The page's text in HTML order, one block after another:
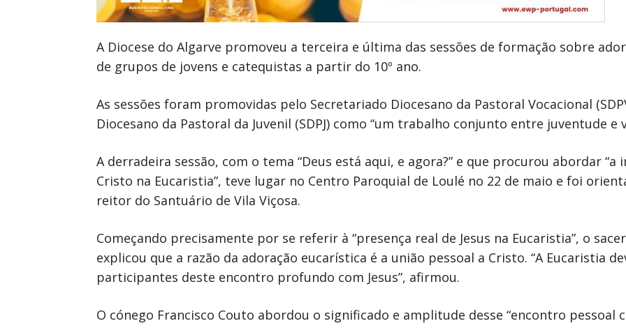
A Diocese do Algarve promoveu a terceira e última das sessões de formação sobre
de grupos de jovens e catequistas a partir do 10º ano.
As sessões foram promovidas pelo Secretariado Diocesano da Pastoral Vocacional
Diocesano da Pastoral da Juvenil (SDPJ) como “um trabalho conjunto entre juventude e
A derradeira sessão, com o tema “Deus está aqui, e agora?” e que procurou abordar
Cristo na Eucaristia”, teve lugar no Centro Paroquial de Loulé no 22 de maio e foi
reitor do Santuário de Vila Viçosa.
Começando precisamente por se referir à “presença real de Jesus na Eucaristia”, o
explicou que a razão da adoração eucarística é a união pessoal a Cristo. “A Eucaristia
participantes deste encontro profundo com Jesus”, afirmou.
O cónego Francisco Couto abordou o significado e amplitude desse “encontro pessoal